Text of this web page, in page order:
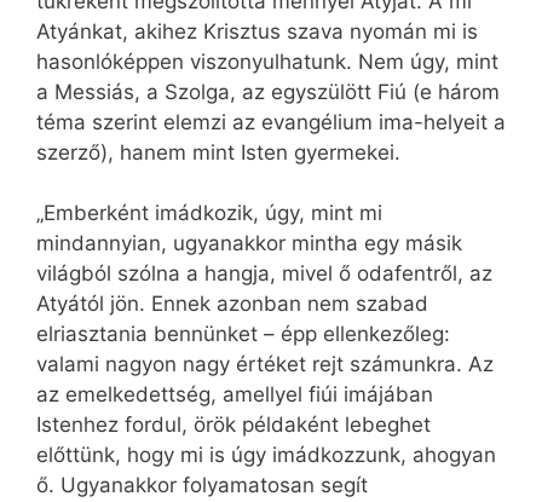
Atyánkat, akihez Krisztus szava nyomán mi is
hasonlóképpen viszonyulhatunk. Nem úgy, mint
a Messiás, a Szolga, az egyszülött Fiú (e három
téma szerint elemzi az evangélium ima-helyeit a
szerző), hanem mint Isten gyermekei.
„Emberként imádkozik, úgy, mint mi
mindannyian, ugyanakkor mintha egy másik
világból szólna a hangja, mivel ő odafentről, az
Atyától jön. Ennek azonban nem szabad
elriasztania bennünket – épp ellenkezőleg:
valami nagyon nagy értéket rejt számunkra. Az
az emelkedettség, amellyel fiúi imájában
Istenhez fordul, örök példaként lebeghet
előttünk, hogy mi is úgy imádkozzunk, ahogyan
ő. Ugyanakkor folyamatosan segít